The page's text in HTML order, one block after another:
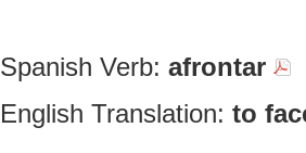
Spanish Verb: afrontar
English Translation: to